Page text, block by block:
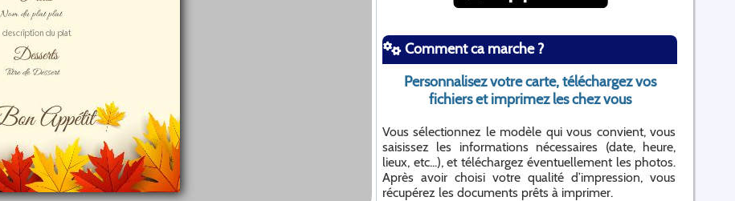
Comment ca marche ?
Personnalisez votre carte, téléchargez vos
fichiers et imprimez les chez vous
Vous sélectionnez le modèle qui vous convient, vous
saisissez les informations nécessaires (date, heure,
lieux, etc...), et téléchargez éventuellement les photos.
Après avoir choisi votre qualité d’impression, vous
récupérez les documents prêts à imprimer.